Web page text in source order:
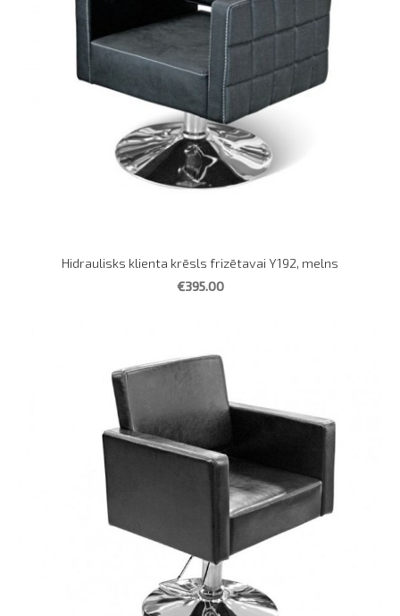
Hidraulisks klienta krēsls frizētavai Y192, melns
€395.00